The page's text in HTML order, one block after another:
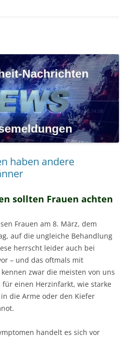
haben andere
sollten Frauen achten
Frauen am 8. März, dem
auf die ungleiche Behandlung
herrscht leider auch bei
– und das oftmals mit
zwar die meisten von uns
einen Herzinfarkt, wie starke
die Arme oder den Kiefer
handelt es sich vor